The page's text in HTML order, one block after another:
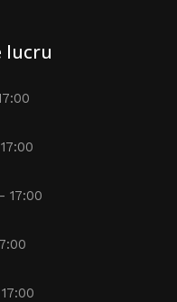
lucru
17:00